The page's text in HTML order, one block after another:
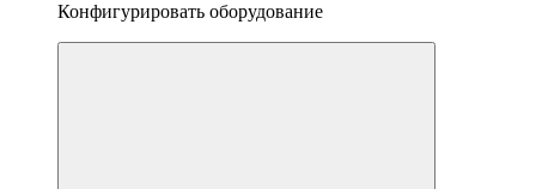
Конфигурировать оборудование